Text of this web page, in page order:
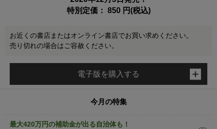
特別定価： 850 円(税込)
お近くの書店またはオンライン書店でお買い求めください。
売り切れの場合はご容赦ください。
電子版を購入する
今月の特集
最大420万円の補助金が出る自治体も！